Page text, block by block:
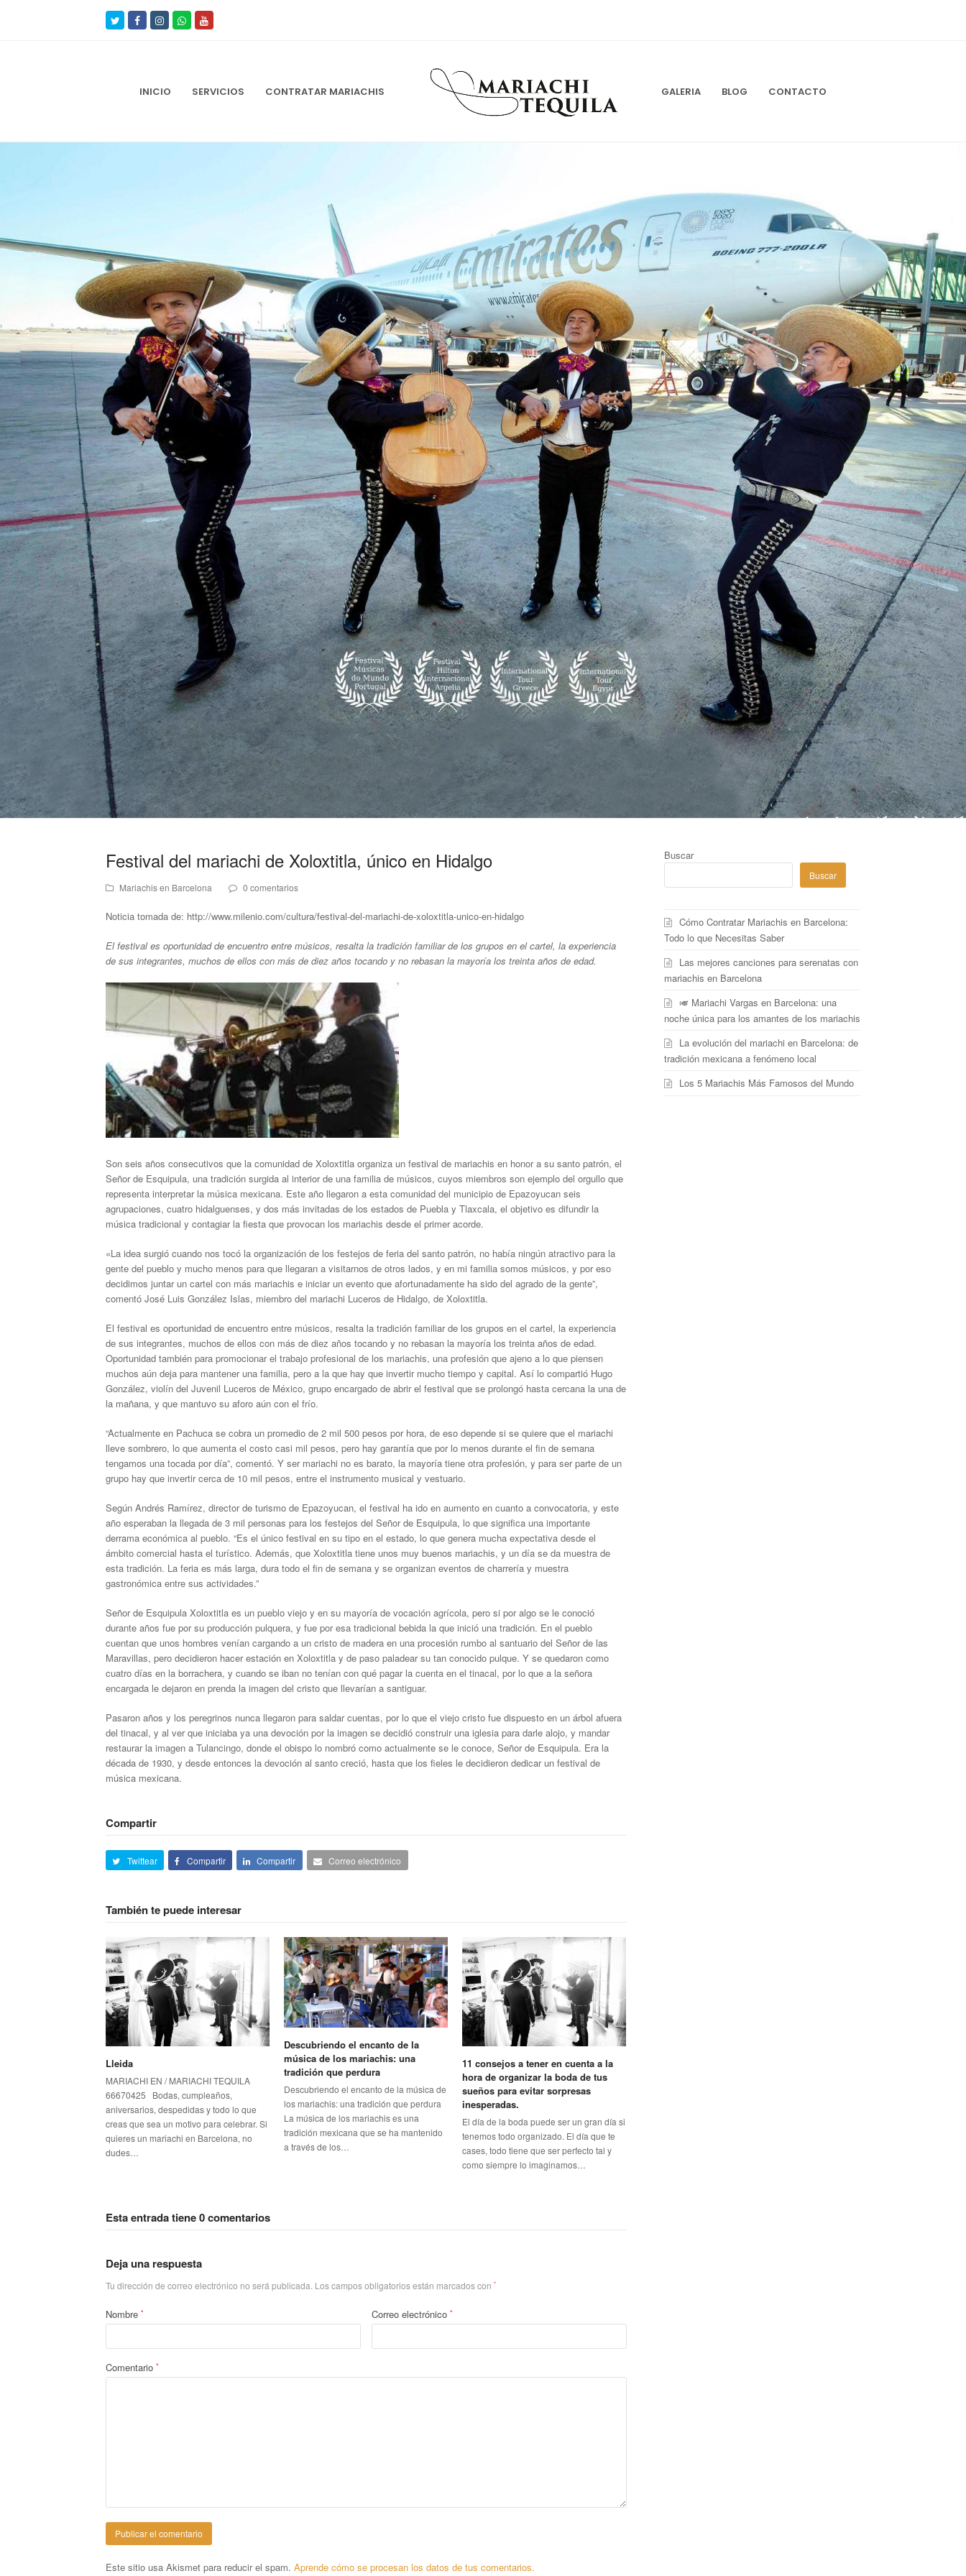
Twitter FacebookInstagramWhatsapp
INICIO SERVICIOS CONTRATAR MARIACHIS GALERIA BLOG CONTACTO
Festival del mariachi de Xoloxtitla, único en Hidalgo
Mariachis en Barcelona 0 comentarios
Noticia tomada de: http://www.milenio.com/cultura/festival-del-mariachi-de-xoloxtitla-unico-en-hidalgo
El festival es oportunidad de encuentro entre músicos, resalta la tradición familiar de los grupos en el cartel, la experiencia
de sus integrantes, muchos de ellos con más de diez años tocando y no rebasan la mayoría los treinta años de edad.
Son seis años consecutivos que la comunidad de Xoloxtitla organiza un festival de mariachis en honor a su santo patrón, el
Señor de Esquipula, una tradición surgida al interior de una familia de músicos, cuyos miembros son ejemplo del orgullo que
representa interpretar la música mexicana. Este año llegaron a esta comunidad del municipio de Epazoyucan seis
agrupaciones, cuatro hidalguenses, y dos más invitadas de los estados de Puebla y Tlaxcala, el objetivo es difundir la
música tradicional y contagiar la fiesta que provocan los mariachis desde el primer acorde.
«La idea surgió cuando nos tocó la organización de los festejos de feria del santo patrón, no había ningún atractivo para la
gente del pueblo y mucho menos para que llegaran a visitarnos de otros lados, y en mi familia somos músicos, y por eso
decidimos juntar un cartel con más mariachis e iniciar un evento que afortunadamente ha sido del agrado de la gente”,
comentó José Luis González Islas, miembro del mariachi Luceros de Hidalgo, de Xoloxtitla.
El festival es oportunidad de encuentro entre músicos, resalta la tradición familiar de los grupos en el cartel, la experiencia
de sus integrantes, muchos de ellos con más de diez años tocando y no rebasan la mayoría los treinta años de edad.
Oportunidad también para promocionar el trabajo profesional de los mariachis, una profesión que ajeno a lo que piensen
muchos aún deja para mantener una familia, pero a la que hay que invertir mucho tiempo y capital. Así lo compartió Hugo
González, violín del Juvenil Luceros de México, grupo encargado de abrir el festival que se prolongó hasta cercana la una de
la mañana, y que mantuvo su aforo aún con el frío.
“Actualmente en Pachuca se cobra un promedio de 2 mil 500 pesos por hora, de eso depende si se quiere que el mariachi
lleve sombrero, lo que aumenta el costo casi mil pesos, pero hay garantía que por lo menos durante el fin de semana
tengamos una tocada por día”, comentó. Y ser mariachi no es barato, la mayoría tiene otra profesión, y para ser parte de un
grupo hay que invertir cerca de 10 mil pesos, entre el instrumento musical y vestuario.
Según Andrés Ramírez, director de turismo de Epazoyucan, el festival ha ido en aumento en cuanto a convocatoria, y este
año esperaban la llegada de 3 mil personas para los festejos del Señor de Esquipula, lo que significa una importante
derrama económica al pueblo. “Es el único festival en su tipo en el estado, lo que genera mucha expectativa desde el
ámbito comercial hasta el turístico. Además, que Xoloxtitla tiene unos muy buenos mariachis, y un día se da muestra de
esta tradición. La feria es más larga, dura todo el fin de semana y se organizan eventos de charrería y muestra
gastronómica entre sus actividades.”
Señor de Esquipula Xoloxtitla es un pueblo viejo y en su mayoría de vocación agrícola, pero si por algo se le conoció
durante años fue por su producción pulquera, y fue por esa tradicional bebida la que inició una tradición. En el pueblo
cuentan que unos hombres venían cargando a un cristo de madera en una procesión rumbo al santuario del Señor de las
Maravillas, pero decidieron hacer estación en Xoloxtitla y de paso paladear su tan conocido pulque. Y se quedaron como
cuatro días en la borrachera, y cuando se iban no tenían con qué pagar la cuenta en el tinacal, por lo que a la señora
encargada le dejaron en prenda la imagen del cristo que llevarían a santiguar.
Pasaron años y los peregrinos nunca llegaron para saldar cuentas, por lo que el viejo cristo fue dispuesto en un árbol afuera
del tinacal, y al ver que iniciaba ya una devoción por la imagen se decidió construir una iglesia para darle alojo, y mandar
restaurar la imagen a Tulancingo, donde el obispo lo nombró como actualmente se le conoce, Señor de Esquipula. Era la
década de 1930, y desde entonces la devoción al santo creció, hasta que los fieles le decidieron dedicar un festival de
música mexicana.
Compartir
Twittear Compartir Compartir Correo electrónico
También te puede interesar
Lleida
MARIACHI EN / MARIACHI TEQUILA
66670425 Bodas, cumpleaños,
aniversarios, despedidas y todo lo que
creas que sea un motivo para celebrar. Si
quieres un mariachi en Barcelona, no
dudes…
Descubriendo el encanto de la
música de los mariachis: una
tradición que perdura
Descubriendo el encanto de la música de
los mariachis: una tradición que perdura
La música de los mariachis es una
tradición mexicana que se ha mantenido
a través de los…
11 consejos a tener en cuenta a la
hora de organizar la boda de tus
sueños para evitar sorpresas
inesperadas.
El día de la boda puede ser un gran día si
tenemos todo organizado. El día que te
cases, todo tiene que ser perfecto tal y
como siempre lo imaginamos…
Esta entrada tiene 0 comentarios
Deja una respuesta
Tu dirección de correo electrónico no será publicada. Los campos obligatorios están marcados con *
Nombre * Correo electrónico *
Comentario *
Este sitio usa Akismet para reducir el spam. Aprende cómo se procesan los datos de tus comentarios.
Buscar
Buscar
Cómo Contratar Mariachis en Barcelona:
Todo lo que Necesitas Saber
Las mejores canciones para serenatas con
mariachis en Barcelona
🎺 Mariachi Vargas en Barcelona: una
noche única para los amantes de los mariachis
La evolución del mariachi en Barcelona: de
tradición mexicana a fenómeno local
Los 5 Mariachis Más Famosos del Mundo